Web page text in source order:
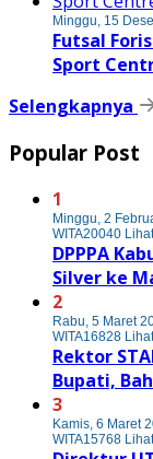
Minggu, 15
Futsal
Sport
Selengkapnya
Popular Post
1
Minggu, 2
WITA20040 Lihat
DPPPA
Silver ke
2
Rabu, 5 Maret
WITA16828 Lihat
Rektor
Bupati,
3
Kamis, 6 Maret
WITA15768 Lihat